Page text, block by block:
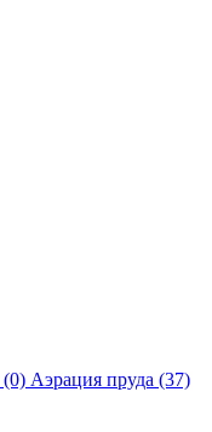
(0) Аэрация пруда (37)